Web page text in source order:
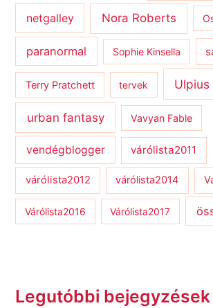
netgalley Nora Roberts
paranormal Sophie Kinsella
Terry Pratchett tervek Ulpius
urban fantasy Vavyan Fable
vendégblogger várólista2011
várólista2012 várólista2014
Várólista2016 Várólista2017
Legutóbbi bejegyzések